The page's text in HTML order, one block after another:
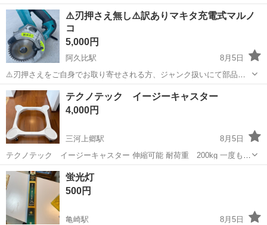
⚠️刃押さえ無し⚠️訳ありマキタ充電式マルノ
コ
5,000円
阿久比駅
8月5日
⚠️刃押さえをご自身でお取り寄せされる方、ジャンク扱いにて部品取
される方のみとさせていただきます🙇‍♀️⚠️ これはマキタ（Makita）の充
電式マルノコ、型番HS471Dです♪(๑ᴖ◡ᴖ๑)♪ 18Vのバッテリ...
愛知 知多郡 阿久比駅 生活家電
テクノテック イージーキャスター
4,000円
三河上郷駅
8月5日
テクノテック イージーキャスター 伸縮可能 耐荷重 200kg 一度も使
用はしていません。 3年ほど納戸の中に置いている状態でした。 状
態、動きに関しては問題ありません。
愛知 豊田市 三河上郷駅
蛍光灯
500円
亀崎駅
8月5日